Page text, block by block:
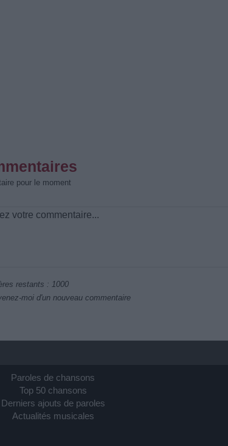
pour le moment
restants : 1000
moi d'un nouveau commentaire
Paroles de chansons
Top 50 chansons
Derniers ajouts de paroles
Actualités musicales